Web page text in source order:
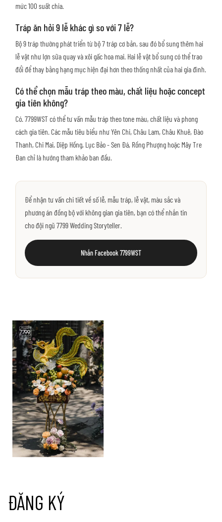
mức 100 suất chia.
Tráp ăn hỏi 9 lễ khác gì so với 7 lễ?
Bộ 9 tráp thường phát triển từ bộ 7 tráp cơ bản, sau đó bổ sung thêm hai
lễ vật như lợn sữa quay và xôi gấc hoa mai. Hai lễ vật bổ sung có thể trao
đổi để thay bằng hạng mục hiện đại hơn theo thống nhất của hai gia đình.
Có thể chọn mẫu tráp theo màu, chất liệu hoặc concept
gia tiên không?
Có. 7799WST có thể tư vấn mẫu tráp theo tone màu, chất liệu và phong
cách gia tiên. Các mẫu tiêu biểu như Yên Chi, Châu Lam, Châu Khuê, Đào
Thanh, Chi Mai, Diệp Hồng, Lục Bảo - Sen Đá, Rồng Phượng hoặc Mây Tre
Đan chỉ là hướng tham khảo ban đầu.
Để nhận tư vấn chi tiết về số lễ, mẫu tráp, lễ vật, màu sắc và
phương án đồng bộ với không gian gia tiên, bạn có thể nhắn tin
cho đội ngũ 7799 Wedding Storyteller.
Nhắn Facebook 7799WST
ĐĂNG KÝ